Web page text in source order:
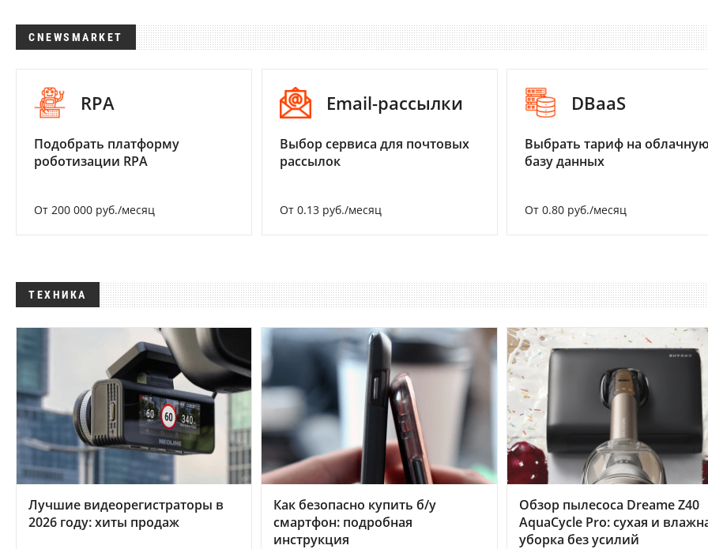
CNEWSMARKET
RPA
Подобрать платформу
роботизации RPA
От 200 000 руб./месяц
Email-рассылки
Выбор сервиса для почтовых
рассылок
От 0.13 руб./месяц
DBaaS
Выбрать тариф на
базу данных
От 0.80 руб./месяц
ТЕХНИКА
Лучшие видеорегистраторы в
2026 году: хиты продаж
Как безопасно купить б/у
смартфон: подробная
инструкция
Обзор пылесоса Dreame Z40
AquaCycle Pro: сухая и
уборка без усилий